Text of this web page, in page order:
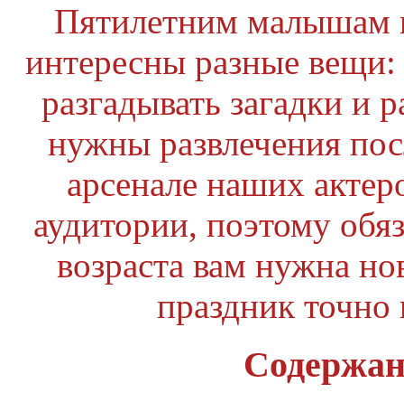
Пятилетним малышам
интересны разные
разгадывать загадки и
нужны развлечения
арсенале наших
аудитории, поэтому
возраста вам нужна
праздник точно